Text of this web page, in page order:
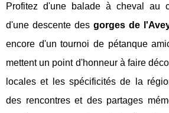
Profitez d'une balade à cheval au
d'une descente desgorges de
encore d'un tournoi de pétanque
mettent un point d'honneur à faire
locales et les spécificités de la
des rencontres et des partages